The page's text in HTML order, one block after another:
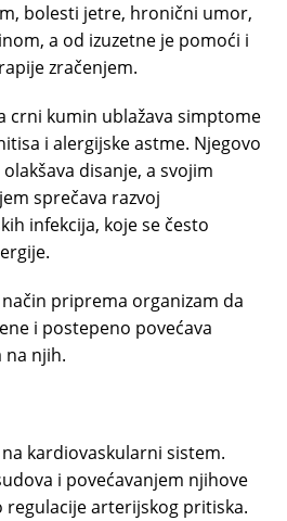
bolesti jetre, hronični umor,
a od izuzetne je pomoći i
zračenjem.
crni kumin ublažava simptome
i alergijske astme. Njegovo
disanje, a svojim
sprečava razvoj
infekcija, koje se često
priprema organizam da
i postepeno povećava
njih.
kardiovaskularni sistem.
i povećavanjem njihove
arterijskog pritiska.